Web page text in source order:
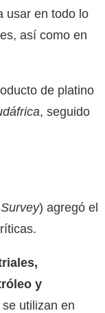
usar en todo lo
así como en
de platino
, seguido
) agregó el
y
utilizan en